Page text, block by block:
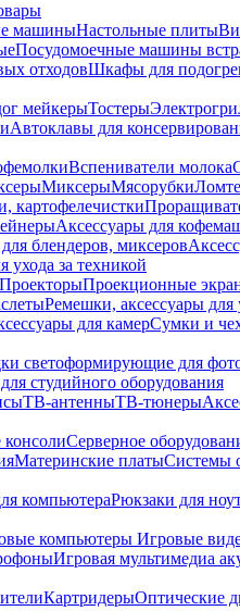
машиныНастольные плиты
Посудомоечные машины
отходовШкафы для
мейкерыТостеры
Автоклавы для
Вспениватели молока
МиксерыМясорубки
картофелечистки
Аксессуары для
блендеров, миксеров
ухода за техникой
ПроекторыПроекционные
Ремешки, аксессуары для
для камерСумки и
светоформирующие для
студийного оборудования
ТВ-антенныТВ-тюнеры
Серверное
Материнские платыСистемы
компьютераРюкзаки для
компьютеры Игровые
Игровая мультимедиа
КартридерыОптические